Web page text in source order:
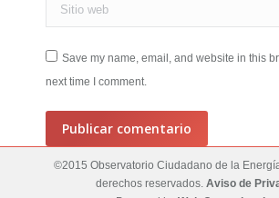
Sitio web
Save my name, email, and website in this
next time I comment.
Publicar comentario
©2015 Observatorio Ciudadano de la
derechos reservados. Aviso de